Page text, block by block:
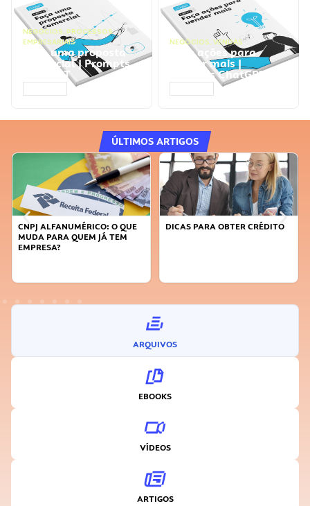
NEGÓCIOS, PROCESSOS
EMPRESARIAIS
Faça uma proposta
comercial | Prompts
ChatGPT
NEGÓCIOS, VENDAS
Faça ações para
vender mais |
Prompts ChatGPT
ÚLTIMOS ARTIGOS
CNPJ ALFANUMÉRICO: O QUE
MUDA PARA QUEM JÁ TEM
EMPRESA?
DICAS PARA OBTER CRÉDITO
ARQUIVOS
EBOOKS
VÍDEOS
ARTIGOS